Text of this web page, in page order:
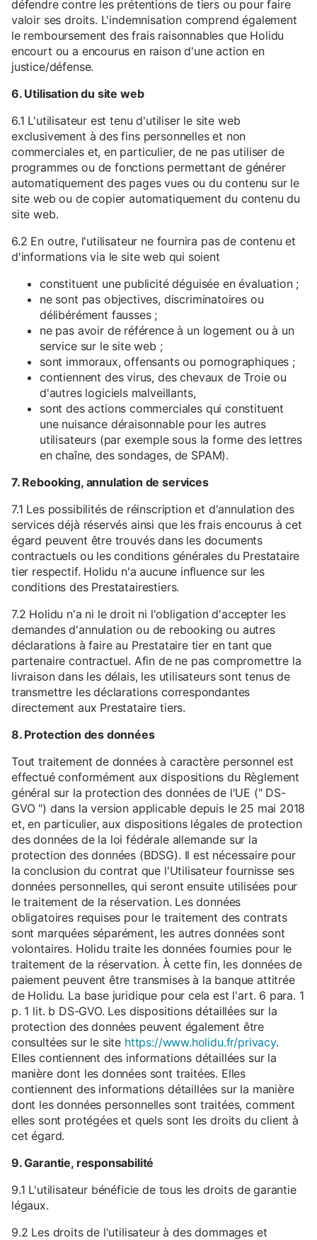
défendre contre les prétentions de tiers ou pour faire
valoir ses droits. L'indemnisation comprend également
le remboursement des frais raisonnables que Holidu
encourt ou a encourus en raison d'une action en
justice/défense.
6. Utilisation du site web
6.1 L'utilisateur est tenu d'utiliser le site web
exclusivement à des fins personnelles et non
commerciales et, en particulier, de ne pas utiliser de
programmes ou de fonctions permettant de générer
automatiquement des pages vues ou du contenu sur le
site web ou de copier automatiquement du contenu du
site web.
6.2 En outre, l'utilisateur ne fournira pas de contenu et
d'informations via le site web qui soient
constituent une publicité déguisée en évaluation ;
ne sont pas objectives, discriminatoires ou
délibérément fausses ;
ne pas avoir de référence à un logement ou à un
service sur le site web ;
sont immoraux, offensants ou pornographiques ;
contiennent des virus, des chevaux de Troie ou
d'autres logiciels malveillants,
sont des actions commerciales qui constituent
une nuisance déraisonnable pour les autres
utilisateurs (par exemple sous la forme des lettres
en chaîne, des sondages, de SPAM).
7. Rebooking, annulation de services
7.1 Les possibilités de réinscription et d'annulation des
services déjà réservés ainsi que les frais encourus à cet
égard peuvent être trouvés dans les documents
contractuels ou les conditions générales du Prestataire
tier respectif. Holidu n'a aucune influence sur les
conditions des Prestatairestiers.
7.2 Holidu n'a ni le droit ni l'obligation d'accepter les
demandes d'annulation ou de rebooking ou autres
déclarations à faire au Prestataire tier en tant que
partenaire contractuel. Afin de ne pas compromettre la
livraison dans les délais, les utilisateurs sont tenus de
transmettre les déclarations correspondantes
directement aux Prestataire tiers.
8. Protection des données
Tout traitement de données à caractère personnel est
effectué conformément aux dispositions du Règlement
général sur la protection des données de l'UE (" DS-
GVO ") dans la version applicable depuis le 25 mai 2018
et, en particulier, aux dispositions légales de protection
des données de la loi fédérale allemande sur la
protection des données (BDSG). Il est nécessaire pour
la conclusion du contrat que l'Utilisateur fournisse ses
données personnelles, qui seront ensuite utilisées pour
le traitement de la réservation. Les données
obligatoires requises pour le traitement des contrats
sont marquées séparément, les autres données sont
volontaires. Holidu traite les données fournies pour le
traitement de la réservation. À cette fin, les données de
paiement peuvent être transmises à la banque attitrée
de Holidu. La base juridique pour cela est l'art. 6 para. 1
p. 1 lit. b DS-GVO. Les dispositions détaillées sur la
protection des données peuvent également être
consultées sur le site https://www.holidu.fr/privacy.
Elles contiennent des informations détaillées sur la
manière dont les données sont traitées. Elles
contiennent des informations détaillées sur la manière
dont les données personnelles sont traitées, comment
elles sont protégées et quels sont les droits du client à
cet égard.
9. Garantie, responsabilité
9.1 L'utilisateur bénéficie de tous les droits de garantie
légaux.
9.2 Les droits de l'utilisateur à des dommages et